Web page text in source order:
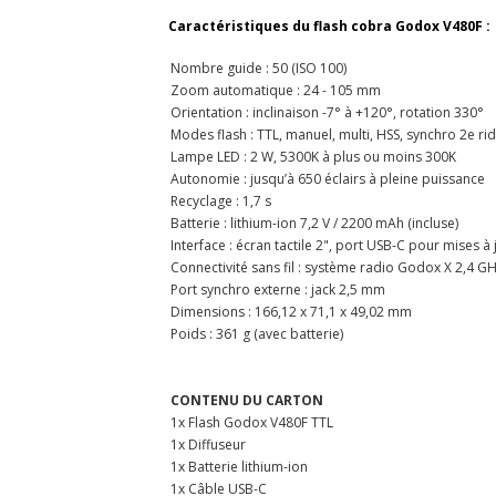
Caractéristiques du flash cobra Godox V480F :
Nombre guide : 50 (ISO 100)
Zoom automatique : 24 - 105 mm
Orientation : inclinaison -7° à +120°, rotation 330°
Modes flash : TTL, manuel, multi, HSS, synchro 2e
Lampe LED : 2 W, 5300K à plus ou moins 300K
Autonomie : jusqu’à 650 éclairs à pleine puissance
Recyclage : 1,7 s
Batterie : lithium-ion 7,2 V / 2200 mAh (incluse)
Interface : écran tactile 2", port USB-C pour mises à
Connectivité sans fil : système radio Godox X 2,4
Port synchro externe : jack 2,5 mm
Dimensions : 166,12 x 71,1 x 49,02 mm
Poids : 361 g (avec batterie)
CONTENU DU CARTON
1x Flash Godox V480F TTL
1x Diffuseur
1x Batterie lithium-ion
1x Câble USB-C